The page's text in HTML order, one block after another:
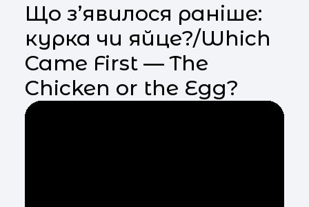
Що з’явилося раніше:
курка чи яйце?/Which
Came First — The
Chicken or the Egg?